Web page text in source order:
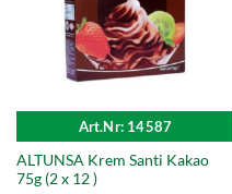
Art.Nr: 14587
ALTUNSA Krem Santi Kakao
75g (2 x 12 )